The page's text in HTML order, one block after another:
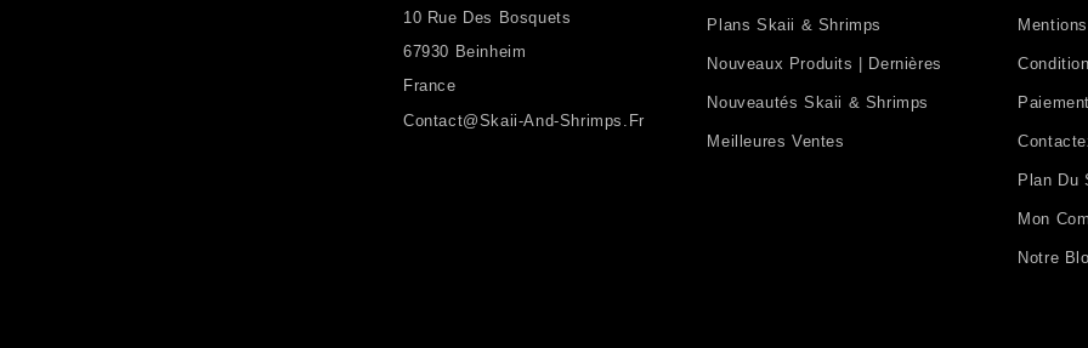
10 Rue Des Bosquets
67930 Beinheim
France
Contact@skaii-And-Shrimps.fr
Plans Skaii & Shrimps
Nouveaux Produits | Dernières
Nouveautés Skaii & Shrimps
Meilleures Ventes
Plan Du
Mon
Notre